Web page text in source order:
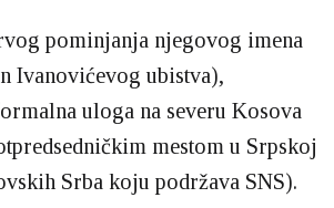
pominjanja njegovog imena
Ivanovićevog ubistva),
uloga na severu Kosova
mestom u Srpskoj
Srba koju podržava SNS).